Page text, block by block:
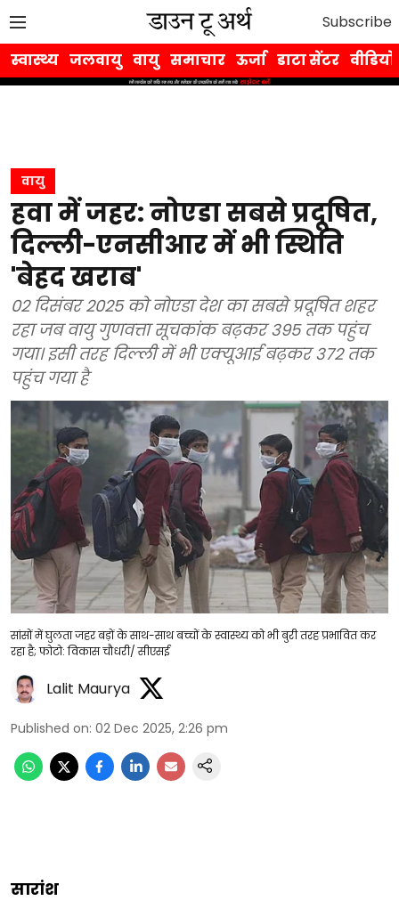
Subscribe
स्वास्थ्य जलवायु वायु समाचार ऊर्जा डाटा सेंटर वीडियो
वायु
हवा में जहर: नोएडा सबसे प्रदूषित,
दिल्ली-एनसीआर में भी स्थिति
'बेहद खराब'
02 दिसंबर 2025 को नोएडा देश का सबसे प्रदूषित शहर
रहा जब वायु गुणवत्ता सूचकांक बढ़कर 395 तक पहुंच
गया। इसी तरह दिल्ली में भी एक्यूआई बढ़कर 372 तक
पहुंच गया है
सांसों में घुलता जहर बड़ों के साथ-साथ बच्चों के स्वास्थ्य को भी बुरी तरह प्रभावित कर
रहा है; फोटो: विकास चौधरी/ सीएसई
Lalit Maurya
Published on: 02 Dec 2025, 2:26 pm
सारांश